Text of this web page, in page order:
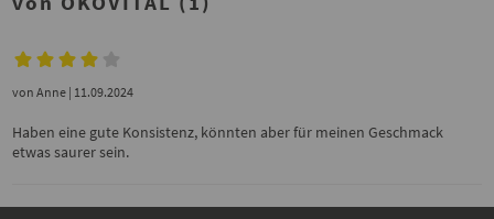
vonAnne | 11.09.2024
Haben eine gute Konsistenz, könnten aber für meinen Geschmack
etwas saurer sein.